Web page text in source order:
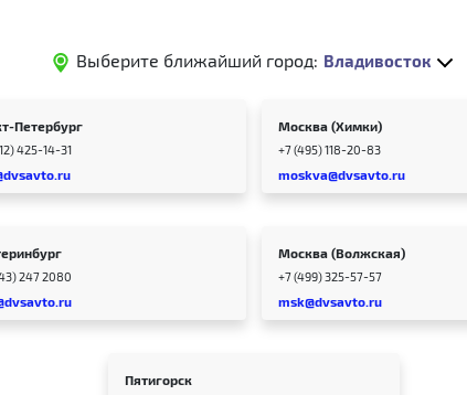
Выберите ближайший город: Владивосток
Петербург
425-14-31
Москва (Химки)
+7 (495) 118-20-83
moskva@dvsavto.ru
247 2080
Москва (Волжская)
+7 (499) 325-57-57
msk@dvsavto.ru
Пятигорск